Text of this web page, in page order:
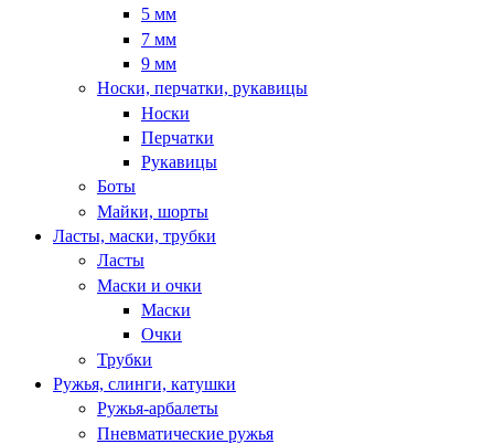
5 мм
7 мм
9 мм
Носки, перчатки, рукавицы
Носки
Перчатки
Рукавицы
Боты
Майки, шорты
Ласты, маски, трубки
Ласты
Маски и очки
Маски
Очки
Трубки
Ружья, слинги, катушки
Ружья-арбалеты
Пневматические ружья